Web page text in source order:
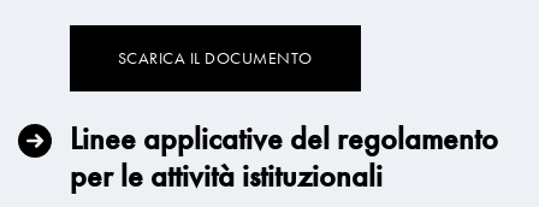
SCARICA IL DOCUMENTO
Linee applicative del regolamento
per le attività istituzionali